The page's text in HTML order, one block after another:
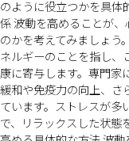
のように役立つかを具体
係 波動を高めることが
のかを考えてみましょう
ネルギーのことを指し、
康に寄与します。専門家
緩和や免疫力の向上、さ
ています。ストレスが多
で、リラックスした状態